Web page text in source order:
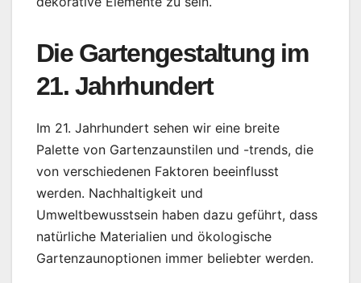
Die Gartengestaltung im
21. Jahrhundert
Im 21. Jahrhundert sehen wir eine breite
Palette von Gartenzaunstilen und -trends, die
von verschiedenen Faktoren beeinflusst
werden. Nachhaltigkeit und
Umweltbewusstsein haben dazu geführt, dass
natürliche Materialien und ökologische
Gartenzaunoptionen immer beliebter werden.